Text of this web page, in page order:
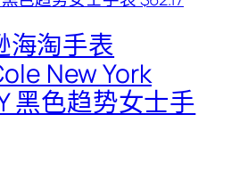
海淘手表
New York
黑色趋势女士手